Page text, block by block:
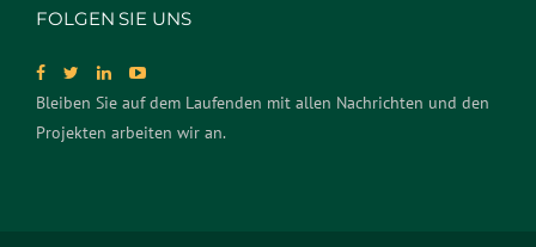
FOLGEN SIE UNS
Bleiben Sie auf dem Laufenden mit allen Nachrichten und den
Projekten arbeiten wir an.